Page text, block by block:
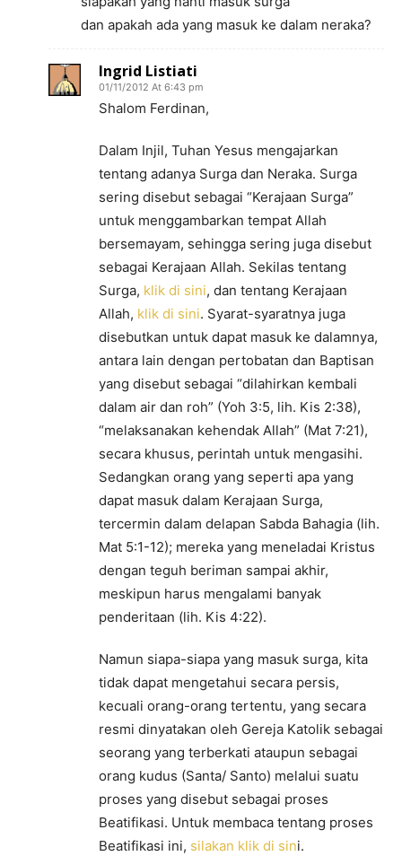
dan apakah ada yang masuk ke dalam neraka?
Ingrid Listiati
01/11/2012 At 6:43 pm
Shalom Ferdinan,
Dalam Injil, Tuhan Yesus mengajarkan
tentang adanya Surga dan Neraka. Surga
sering disebut sebagai “Kerajaan Surga”
untuk menggambarkan tempat Allah
bersemayam, sehingga sering juga disebut
sebagai Kerajaan Allah. Sekilas tentang
Surga, klik di sini, dan tentang Kerajaan
Allah, klik di sini. Syarat-syaratnya juga
disebutkan untuk dapat masuk ke dalamnya,
antara lain dengan pertobatan dan Baptisan
yang disebut sebagai “dilahirkan kembali
dalam air dan roh” (Yoh 3:5, lih. Kis 2:38),
“melaksanakan kehendak Allah” (Mat 7:21),
secara khusus, perintah untuk mengasihi.
Sedangkan orang yang seperti apa yang
dapat masuk dalam Kerajaan Surga,
tercermin dalam delapan Sabda Bahagia (lih.
Mat 5:1-12); mereka yang meneladai Kristus
dengan teguh beriman sampai akhir,
meskipun harus mengalami banyak
penderitaan (lih. Kis 4:22).
Namun siapa-siapa yang masuk surga, kita
tidak dapat mengetahui secara persis,
kecuali orang-orang tertentu, yang secara
resmi dinyatakan oleh Gereja Katolik sebagai
seorang yang terberkati ataupun sebagai
orang kudus (Santa/ Santo) melalui suatu
proses yang disebut sebagai proses
Beatifikasi. Untuk membaca tentang proses
Beatifikasi ini, silakan klik di sini.